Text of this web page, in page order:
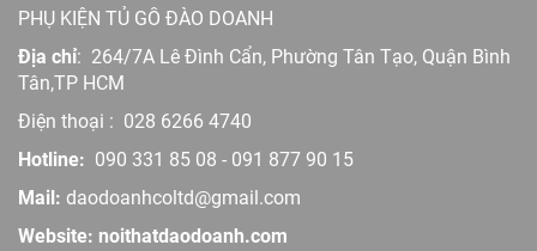
PHỤ KIỆN TỦ GỖ ĐÀO DOANH
Địa chỉ: 264/7A Lê Đình Cẩn, Phường Tân Tạo, Quận Bình
Tân,TP HCM
Điện thoại : 028 6266 4740
Hotline: 090 331 85 08 - 091 877 90 15
Mail: daodoanhcoltd@gmail.com
Website: noithatdaodoanh.com